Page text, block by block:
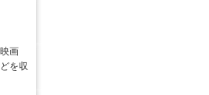
画
を収